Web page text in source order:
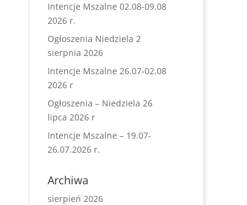
Intencje Mszalne 02.08-09.08
2026 r.
Ogłoszenia Niedziela 2
sierpnia 2026
Intencje Mszalne 26.07-02.08
2026 r
Ogłoszenia – Niedziela 26
lipca 2026 r
Intencje Mszalne – 19.07-
26.07.2026 r.
Archiwa
sierpień 2026